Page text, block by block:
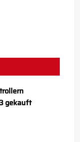
gekauft